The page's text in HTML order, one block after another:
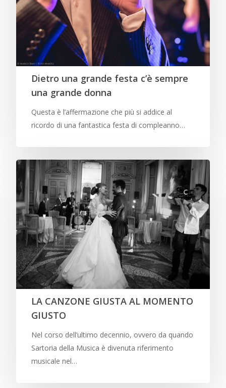
Dietro una grande festa c’è sempre
una grande donna
Questa è l’affermazione che più si addice al
ricordo di una fantastica festa di compleanno…
LA CANZONE GIUSTA AL MOMENTO
GIUSTO
Nel corso dell’ultimo decennio, ovvero da quando
Sartoria della Musica è divenuta riferimento
musicale nel…